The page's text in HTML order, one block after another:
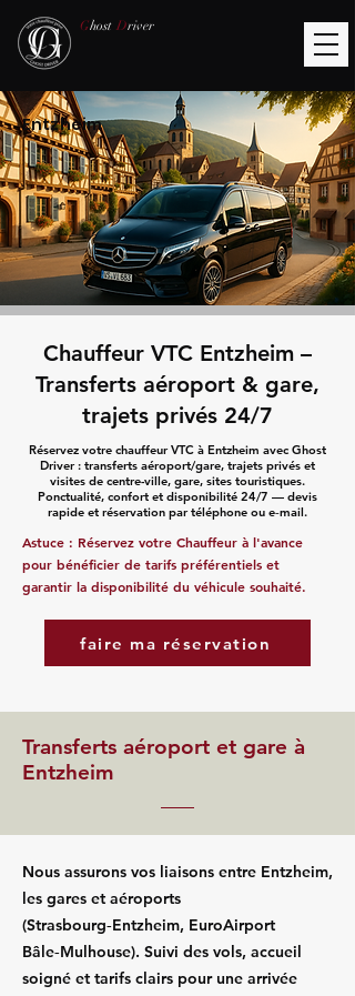
Ghost Driver
Entzheim
Chauffeur VTC Entzheim –
Transferts aéroport & gare,
trajets privés 24/7
Réservez votre chauffeur VTC à Entzheim avec Ghost
Driver : transferts aéroport/gare, trajets privés et
visites de centre-ville, gare, sites touristiques.
Ponctualité, confort et disponibilité 24/7 — devis
rapide et réservation par téléphone ou e‑mail.
Astuce : Réservez votre Chauffeur à l'avance
pour bénéficier de tarifs préférentiels et
garantir la disponibilité du véhicule souhaité.
faire ma réservation
Transferts aéroport et gare à
Entzheim
Nous assurons vos liaisons entre Entzheim,
les gares et aéroports
(Strasbourg‑Entzheim, EuroAirport
Bâle‑Mulhouse). Suivi des vols, accueil
soigné et tarifs clairs pour une arrivée